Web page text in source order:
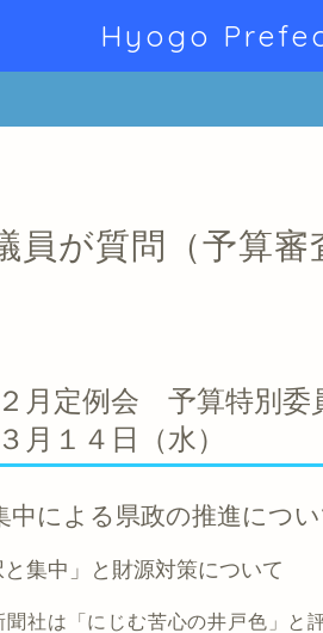
Hyogo
員が質問（予算
月定例会 予算特別委
月１４日（水）
による県政の推進につい
集中」と財源対策について
聞社は「にじむ苦心の井戸色」と